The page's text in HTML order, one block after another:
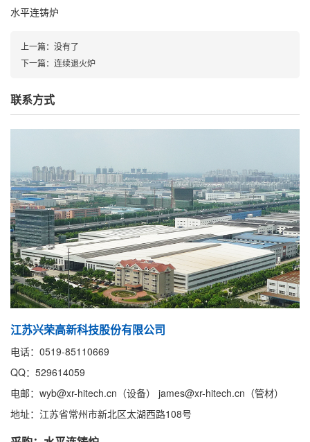
水平连铸炉
上一篇： 没有了
下一篇： 连续退火炉
联系方式
江苏兴荣高新科技股份有限公司
电话：0519-85110669
QQ：529614059
电邮：wyb@xr-hitech.cn（设备） james@xr-hitech.cn（管材）
地址：江苏省常州市新北区太湖西路108号